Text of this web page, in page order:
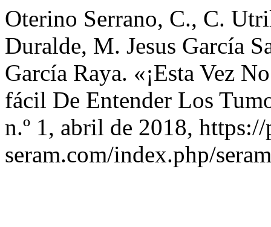
Oterino Serrano, C., C.
Duralde, M. Jesus García
García Raya. «¡Esta Vez
fácil De Entender Los
n.º 1, abril de 2018,
seram.com/index.php/